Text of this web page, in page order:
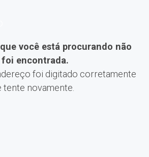
você está procurando não
foi encontrada.
foi digitado corretamente
tente novamente.